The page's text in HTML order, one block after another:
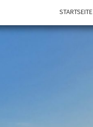
STARTSEITE